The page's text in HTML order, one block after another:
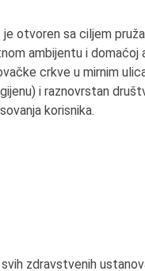
je otvoren sa ciljem
ambijentu i domaćoj
crkve u mirnim
i raznovrstan
korisnika.
zdravstvenih